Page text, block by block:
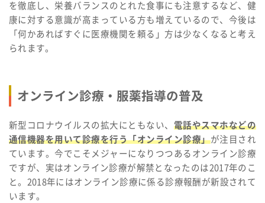
を徹底し、栄養バランスのとれた食事にも注意するなど、健
康に対する意識が高まっている方も増えているので、今後は
「何かあればすぐに医療機関を頼る」方は少なくなると考え
られます。
オンライン診療・服薬指導の普及
新型コロナウイルスの拡大にともない、 電話やスマホなどの
通信機器を用いて診療を行う「オンライン診療」が注目され
ています。今でこそメジャーになりつつあるオンライン診療
ですが、実はオンライン診療が解禁となったのは2017年のこ
と。2018年にはオンライン診療に係る診療報酬が新設されて
います。